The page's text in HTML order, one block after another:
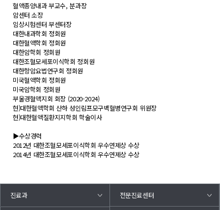
혈액종양내과 부교수, 분과장
암센터 소장
임상시험센터 부센터장
대한내과학회 정회원
대한혈액학회 정회원
대한암학회 정회원
대한조혈모세포이식학회 정회원
대한항암요법연구회 정회원
미국혈액학회 정회원
미국암학회 정회원
부울경혈액지회 회장 (2020-2024)
현)대한혈액학회 산하 성인림프모구백혈병연구회 위원장
현)대한혈액질환지지학회 학술이사
▶수상경력
2012년 대한조혈모세포이식학회 우수연제상 수상
2014년 대한조혈모세포이식학회 우수연제상 수상
진료과 전문진료센터